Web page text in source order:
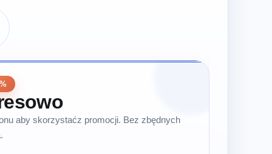
aby skorzystaćz promocji. Bez zbędnych